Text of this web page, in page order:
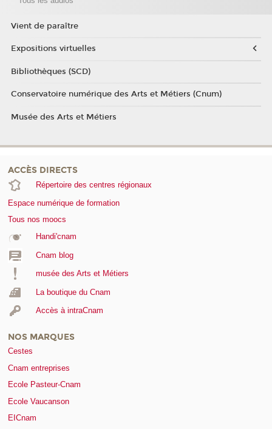
Vient de paraître
Expositions virtuelles
Bibliothèques (SCD)
Conservatoire numérique des Arts et Métiers (Cnum)
Musée des Arts et Métiers
ACCÈS DIRECTS
Répertoire des centres régionaux
Espace numérique de formation
Tous nos moocs
Handi'cnam
Cnam blog
musée des Arts et Métiers
La boutique du Cnam
Accès à intraCnam
NOS MARQUES
Cestes
Cnam entreprises
Ecole Pasteur-Cnam
Ecole Vaucanson
EICnam